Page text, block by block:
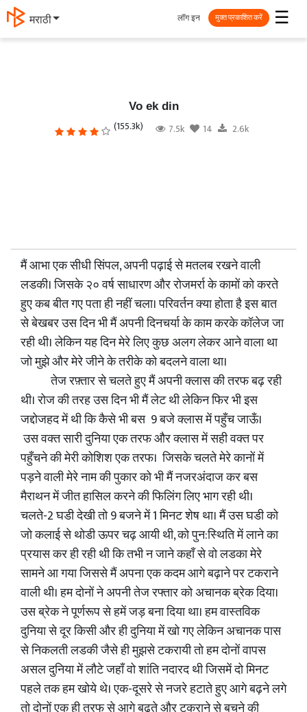
मराठी ☰
लॉग इन मुक्त प्रकाशित करें
Vo ek din
(155.3k) 7.5k 14 2.6k
मैं आभा एक सीधी सिंपल, अपनी पढ़ाई से मतलब रखने वाली
लडकी। जिसके २० वर्ष साधारण और रोजमर्रा के कामों को करते
हुए कब बीत गए पता ही नहीं चला। परिवर्तन क्या होता है इस बात
से बेखबर उस दिन भी मैं अपनी दिनचर्या के काम करके कॉलेज जा
रही थी। लेकिन यह दिन मेरे लिए कुछ अलग लेकर आने वाला था
जो मुझे और मेरे जीने के तरीके को बदलने वाला था।
तेज रफ़्तार से चलते हुए मैं अपनी क्लास की तरफ बढ़ रही
थी। रोज की तरह उस दिन भी मैं लेट थी लेकिन फिर भी इस
जद्दोजहद में थी कि कैसे भी बस 9 बजे क्लास में पहुँच जाऊँ।
उस वक्त सारी दुनिया एक तरफ और क्लास में सही वक्त पर
पहुँचने की मेरी कोशिश एक तरफ। जिसके चलते मेरे कानों में
पड़ने वाली मेरे नाम की पुकार को भी मैं नजरअंदाज कर बस
मैराथन में जीत हासिल करने की फिलिंग लिए भाग रही थी।
चलते-2 घडी देखी तो 9 बजने में 1 मिनट शेष था। मैं उस घडी को
जो कलाई से थोडी ऊपर चढ़ आयी थी, को पुन:स्थिति में लाने का
प्रयास कर ही रही थी कि तभी न जाने कहाँ से वो लडका मेरे
सामने आ गया जिससे मैं अपना एक कदम आगे बढ़ाने पर टकराने
वाली थी। हम दोनों ने अपनी तेज रफ्तार को अचानक ब्रेक दिया।
उस ब्रेक ने पूर्णरूप से हमें जड़ बना दिया था। हम वास्तविक
दुनिया से दूर किसी और ही दुनिया में खो गए लेकिन अचानक पास
से निकलती लडकी जैसे ही मुझसे टकरायी तो हम दोनों वापस
असल दुनिया में लौटे जहाँ वो शांति नदारद थी जिसमें दो मिनट
पहले तक हम खोये थे। एक-दूसरे से नजरे हटाते हुए आगे बढ़ने लगे